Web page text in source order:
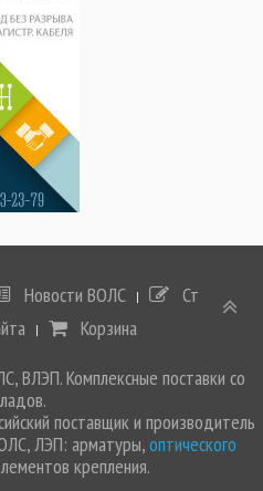
Новости ВОЛС
Статьи
Корзина
ВЛЭП. Комплексные поставки со
поставщик и производитель
ЛЭП: арматуры,оптического
крепления.